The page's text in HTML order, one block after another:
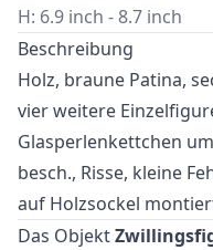
H: 6.9 inch - 8.7 inch
Beschreibung
Holz, braune Patina,
vier weitere
Glasperlenkettchen
besch., Risse, kleine
auf Holzsockel
Das Objekt